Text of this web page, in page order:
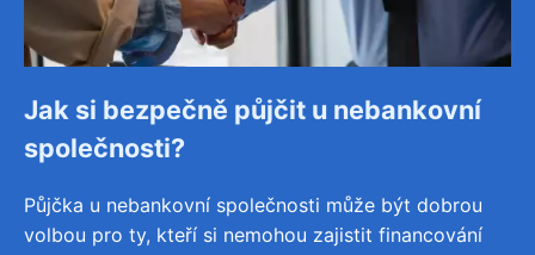
Jak si bezpečně půjčit u nebankovní
společnosti?
Půjčka u nebankovní společnosti může být dobrou
volbou pro ty, kteří si nemohou zajistit financování